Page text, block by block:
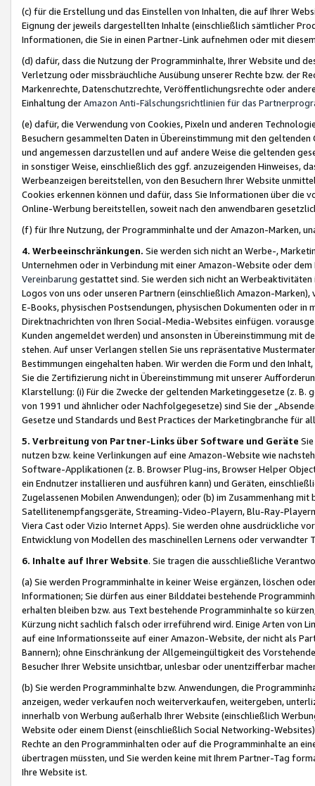
(c) für die Erstellung und das Einstellen von Inhalten, die auf Ihrer
Eignung der jeweils dargestellten Inhalte (einschließlich sämtlicher
Informationen, die Sie in einen Partner-Link aufnehmen oder mit
(d) dafür, dass die Nutzung der Programminhalte, Ihrer Website und
Verletzung oder missbräuchliche Ausübung unserer Rechte bzw. der
Markenrechte, Datenschutzrechte, Veröffentlichungsrechte oder
Einhaltung derAmazon Anti-Fälschungsrichtlinien für das
(e) dafür, die Verwendung von Cookies, Pixeln und anderen
Besuchern gesammelten Daten in Übereinstimmung mit den
und angemessen darzustellen und auf andere Weise die geltenden
in sonstiger Weise, einschließlich des ggf. anzuzeigenden Hinweises,
Werbeanzeigen bereitstellen, von den Besuchern Ihrer Website
Cookies erkennen können und dafür, dass Sie Informationen über die
Online-Werbung bereitstellen, soweit nach den anwendbaren
(f) für Ihre Nutzung, der Programminhalte und der Amazon-Marken,
4. Werbeeinschränkungen. Sie werden sich nicht an Werbe-,
Unternehmen oder in Verbindung mit einer Amazon-Website oder
Vereinbarung gestattet sind. Sie werden sich nicht an
Logos von uns oder unseren Partnern (einschließlich Amazon-
E-Books, physischen Postsendungen, physischen Dokumenten oder in
Direktnachrichten von Ihren Social-Media-Websites einfügen.
Kunden angemeldet werden) und ansonsten in Übereinstimmung mit
stehen. Auf unser Verlangen stellen Sie uns repräsentative
Bestimmungen eingehalten haben. Wir werden die Form und den
Sie die Zertifizierung nicht in Übereinstimmung mit unserer
Klarstellung: (i) Für die Zwecke der geltenden Marketinggesetze (z. B.
von 1991 und ähnlicher oder Nachfolgegesetze) sind Sie der
Gesetze und Standards und Best Practices der Marketingbranche für
5. Verbreitung von Partner-Links über Software und Geräte
nutzen bzw. keine Verlinkungen auf eine Amazon-Website wie
Software-Applikationen (z. B. Browser Plug-ins, Browser Helper
ein Endnutzer installieren und ausführen kann) und Geräten,
Zugelassenen Mobilen Anwendungen); oder (b) im Zusammenhang
Satellitenempfangsgeräte, Streaming-Video-Playern, Blu-Ray-
Viera Cast oder Vizio Internet Apps). Sie werden ohne ausdrückliche
Entwicklung von Modellen des maschinellen Lernens oder
6. Inhalte auf Ihrer Website. Sie tragen die ausschließliche
(a) Sie werden Programminhalte in keiner Weise ergänzen, löschen
Informationen; Sie dürfen aus einer Bilddatei bestehende
erhalten bleiben bzw. aus Text bestehende Programminhalte so
Kürzung nicht sachlich falsch oder irreführend wird. Einige Arten von
auf eine Informationsseite auf einer Amazon-Website, der nicht als
Bannern); ohne Einschränkung der Allgemeingültigkeit des
Besucher Ihrer Website unsichtbar, unlesbar oder unentzifferbar
(b) Sie werden Programminhalte bzw. Anwendungen, die
anzeigen, weder verkaufen noch weiterverkaufen, weitergeben,
innerhalb von Werbung außerhalb Ihrer Website (einschließlich
Website oder einem Dienst (einschließlich Social Networking-
Rechte an den Programminhalten oder auf die Programminhalte an
übertragen müssten, und Sie werden keine mit Ihrem Partner-Tag
Ihre Website ist.